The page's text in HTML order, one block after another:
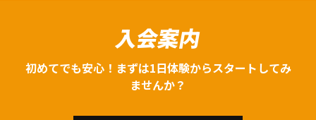
入会案内
初めてでも安心！まずは1日体験からスタートしてみ
ませんか？